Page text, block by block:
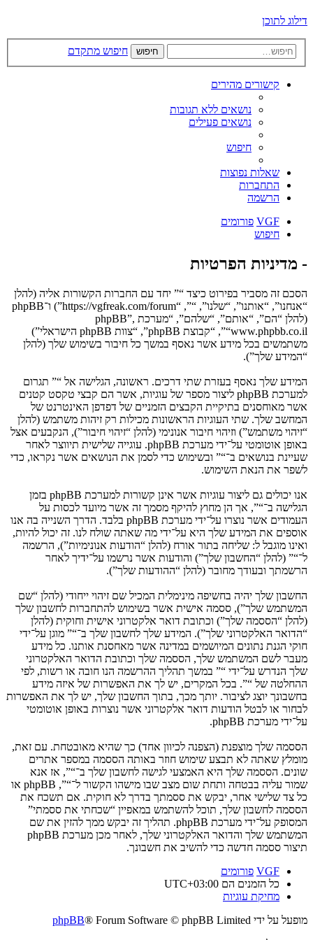
דילוג לתוכן
חיפוש חיפוש מתקדם
קישורים מהירים
נושאים ללא תגובות
נושאים פעילים
חיפוש
שאלות נפוצות
התחברות
הרשמה
VGF פורומים
חיפוש
- מדיניות הפרטיות
הסכם זה מסביר בפירוט כיצד “” יחד עם החברות הקשורות אליה (להלן
“אנחנו”, “אותנו”, “שלנו”, “”, “https://vgfreak.com/forum”) ו־phpBB
(להלן “הם”, “אותם”, “שלהם”, “מערכת phpBB”,
“www.phpbb.co.il”, “קבוצת phpBB”, “צוות phpBB הישראלי”)
משתמשים בכל מידע אשר נאסף במשך כל חיבור בשימוש שלך (להלן
“המידע שלך”).
המידע שלך נאסף בעזרת שתי דרכים. ראשונה, הגלישה אל “” תגרום
למערכת phpBB ליצור מספר של עוגיות, אשר הם קבצי טקסט קטנים
אשר מאוחסנים בתיקיית הקבצים הזמניים של דפדפן האינטרנט של
המחשב שלך. שתי העוגיות הראשונות מכילות רק זיהות משתמש (להלן
“זיהוי משתמש”) וזיהוי חיבור אנונימי (להלן “זיהוי חיבור”), הנקבעים אצל
באופן אוטומטי על־ידי מערכת phpBB. עוגייה שלישית תיווצר לאחר
שעיינת בנושאים ב־“” ובשימוש כדי לסמן את הנושאים אשר נקראו, כדי
לשפר את הנאת השימוש.
אנו יכולים גם ליצור עוגיות אשר אינן קשורות למערכת phpBB בזמן
הגלישה ב־“”, אך הן מחוץ להיקף מסמך זה אשר מיועד לכסות על
העמודים אשר נוצרו על־ידי מערכת phpBB בלבד. הדרך השנייה בה אנו
אוספים את המידע שלך היא על־ידי מה שאתה שולח לנו. זה יכול להיות,
ואינו מוגבל ל: שליחה בתור אורח (להלן “הודעות אנונימיות”), הרשמה
ל־“” (להלן “החשבון שלך”) והודעות אשר נרשמו על־ידיך לאחר
הרשמתך ובעודך מחובר (להלן “ההודעות שלך”).
החשבון שלך יהיה בחשיפה מינימלית המכיל שם זיהוי ייחודי (להלן “שם
המשתמש שלך”), ססמה אישית אשר בשימוש להתחברות לחשבון שלך
(להלן “הססמה שלך”) וכתובת דואר אלקטרוני אישית וחוקית (להלן
“הדואר האלקטרוני שלך”). המידע שלך לחשבון שלך ב־“” מוגן על־ידי
חוקי הגנת נתונים המיושמים במדינה אשר מאחסנת אותנו. כל מידע
מעבר לשם המשתמש שלך, הססמה שלך וכתובת הדואר האלקטרוני
שלך הנדרש על־ידי “” במשך תהליך ההרשמה הנו חובה או רשות, לפי
ההחלטה של “”. בכל המקרים, יש לך את האפשרות של איזה מידע
בחשבונך יוצג לציבור. יותך מכך, בתוך החשבון שלך, יש לך את האפשרות
לבחור או לבטל הודעות דואר אלקטרוני אשר נוצרות באופן אוטומטי
על־ידי מערכת phpBB.
הססמה שלך מוצפנת (הצפנה לכיוון אחד) כך שהיא מאובטחת. עם זאת,
מומלץ שאתה לא תבצע שימוש חוזר באותה הססמה במספר אתרים
שונים. הססמה שלך היא האמצעי לגישה לחשבון שלך ב־“”, אז אנא
שמור עליה בבטחה ותחת שום מצב שבו מישהו הקשור ל־“”, phpBB או
כל צד שלישי אחר, יבקש את ססמתך בדרך לא חוקית. אם תשכח את
הססמה לחשבון שלך, תוכל להשתמש במאפיין “שכחתי את ססמתי”
המסופק על־ידי מערכת phpBB. תהליך זה יבקש ממך להזין את שם
המשתמש שלך והדואר האלקטרוני שלך, לאחר מכן מערכת phpBB
תיצור ססמה חדשה כדי להשיב את חשבונך.
VGF פורומים
כל הזמנים הם UTC+03:00
מחיקת עוגיות
מופעל על ידי
phpBB® Forum Software © phpBB Limited